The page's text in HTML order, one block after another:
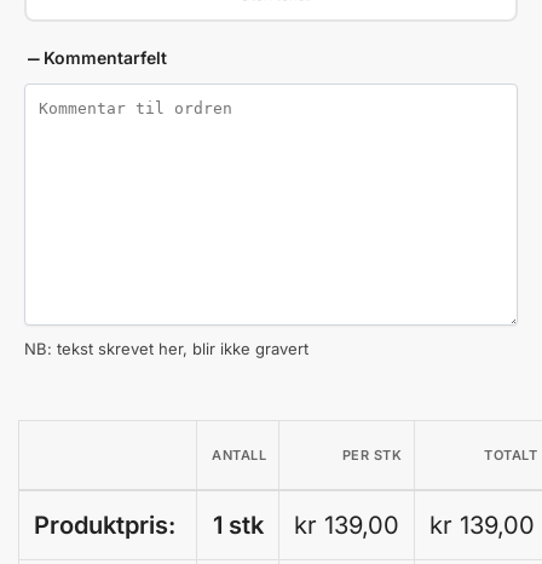
Kommentarfelt
NB: tekst skrevet her, blir ikke gravert
ANTALL PER STK TOTALT
Produktpris: 1 stk kr 139,00 kr 139,00